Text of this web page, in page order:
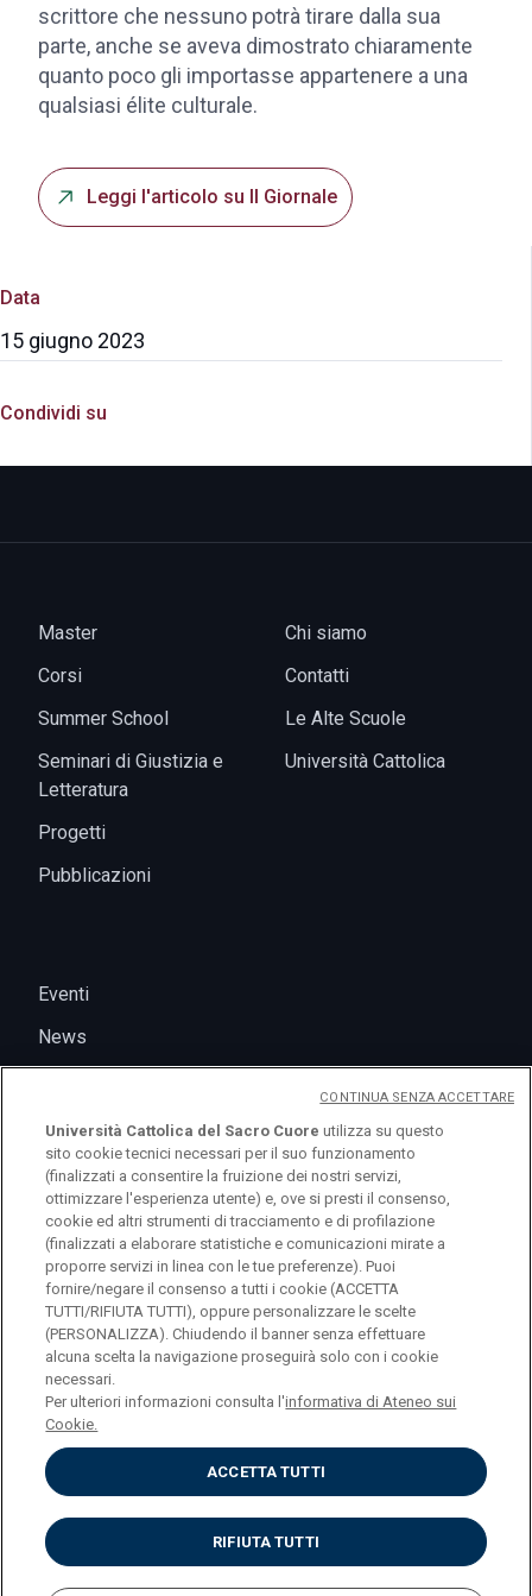
Data
15 giugno 2023
Condividi su
scrittore che nessuno potrà tirare dalla sua
parte, anche se aveva dimostrato chiaramente
quanto poco gli importasse appartenere a una
qualsiasi élite culturale.
Leggi l'articolo su Il Giornale
Master
Corsi
Summer School
Seminari di Giustizia e
Letteratura
Progetti
Pubblicazioni
Chi siamo
Contatti
Le Alte Scuole
Università Cattolica
Eventi
News
logo UC
© Università Cattolica del Sacro Cuore Largo A.
Gemelli 1, 20123 Milano PI 02133120150
Privacy
Impostazione dei cookies
Università Cattolica del Sacro Cuore utilizza su questo
sito cookie tecnici necessari per il suo funzionamento
(finalizzati a consentire la fruizione dei nostri servizi,
ottimizzare l'esperienza utente) e, ove si presti il consenso,
cookie ed altri strumenti di tracciamento e di profilazione
(finalizzati a elaborare statistiche e comunicazioni mirate a
proporre servizi in linea con le tue preferenze). Puoi
fornire/negare il consenso a tutti i cookie (ACCETTA
TUTTI/RIFIUTA TUTTI), oppure personalizzare le scelte
(PERSONALIZZA). Chiudendo il banner senza effettuare
alcuna scelta la navigazione proseguirà solo con i cookie
necessari.
Per ulteriori informazioni consulta l'informativa di Ateneo sui
Cookie.
ACCETTA TUTTI
RIFIUTA TUTTI
CONTINUA SENZA ACCETTARE